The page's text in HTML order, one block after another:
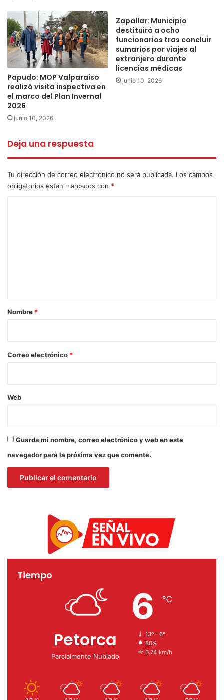
Papudo: MOP Valparaíso
realizó visita inspectiva en
el marco del Plan Invernal
2026
junio 10, 2026
Zapallar: Municipio
destituirá a ocho
funcionarios tras concluir
sumarios por viajes al
extranjero durante
licencias médicas
junio 10, 2026
Deja una respuesta
Tu dirección de correo electrónico no será publicada. Los campos
obligatorios están marcados con *
r
*
Nombre *
Correo electrónico *
Web
Guarda mi nombre, correo electrónico y web en este
navegador para la próxima vez que comente.
Tiempo
Petorca
Parcialmente Nublado
6 ℃
13º - 6º
80%
0.74 km/h